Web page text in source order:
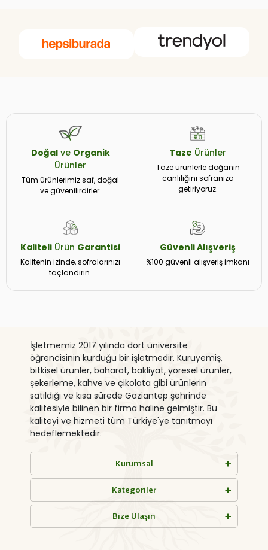
Doğalve Organik
Ürünler
Tüm ürünlerimiz saf, doğal
ve güvenilirdirler.
Taze Ürünler
Taze ürünlerle doğanın
canlılığını sofranıza
getiriyoruz.
Kaliteli Ürün Garantisi
Kalitenin izinde, sofralarınızı
taçlandırın.
GüvenliAlışveriş
%100 güvenli alışveriş imkanı
İşletmemiz 2017 yılında dört üniversite
öğrencisinin kurduğu bir işletmedir. Kuruyemiş,
bitkisel ürünler, baharat, bakliyat, yöresel ürünler,
şekerleme, kahve ve çikolata gibi ürünlerin
satıldığı ve kısa sürede Gaziantep şehrinde
kalitesiyle bilinen bir firma haline gelmiştir. Bu
kaliteyi ve hizmeti tüm Türkiye'ye tanıtmayı
hedeflemektedir.
Kurumsal
Kategoriler
Bize Ulaşın